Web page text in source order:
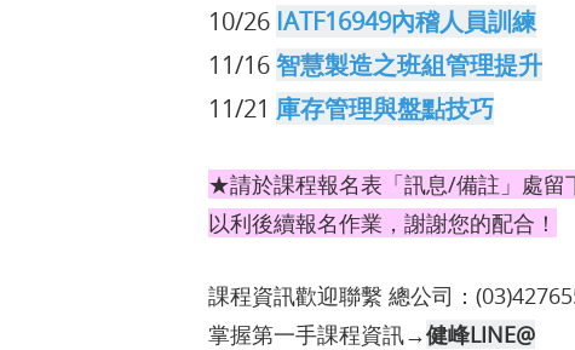
10/26 IATF16949內稽人員訓練
11/16智慧製造之班組管理提升
11/21 庫存管理與盤點技巧
★請於課程報名表「訊息/備註」處留
以利後續報名作業，謝謝您的配合！
課程資訊歡迎聯繫 總公司：
掌握第一手課程資訊→健峰LINE@